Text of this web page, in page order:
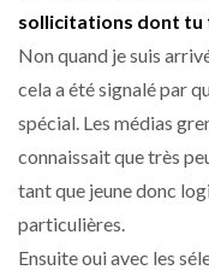
sollicitations dont tu
Non quand je suis
cela a été signalé par
spécial. Les médias
connaissait que très
tant que jeune donc
particulières.
Ensuite oui avec les